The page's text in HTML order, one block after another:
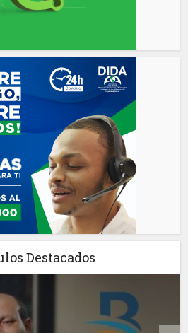
Destacados